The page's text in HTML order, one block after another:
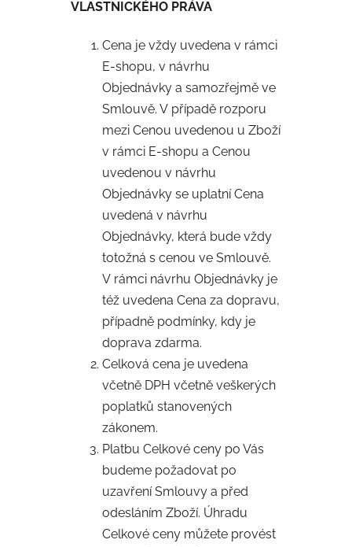
VLASTNICKÉHO PRÁVA
Cena je vždy uvedena v rámci
E-shopu, v návrhu
Objednávky a samozřejmě ve
Smlouvě. V případě rozporu
mezi Cenou uvedenou u Zboží
v rámci E-shopu a Cenou
uvedenou v návrhu
Objednávky se uplatní Cena
uvedená v návrhu
Objednávky, která bude vždy
totožná s cenou ve Smlouvě.
V rámci návrhu Objednávky je
též uvedena Cena za dopravu,
případně podmínky, kdy je
doprava zdarma.
Celková cena je uvedena
včetně DPH včetně veškerých
poplatků stanovených
zákonem.
Platbu Celkové ceny po Vás
budeme požadovat po
uzavření Smlouvy a před
odesláním Zboží. Úhradu
Celkové ceny můžete provést